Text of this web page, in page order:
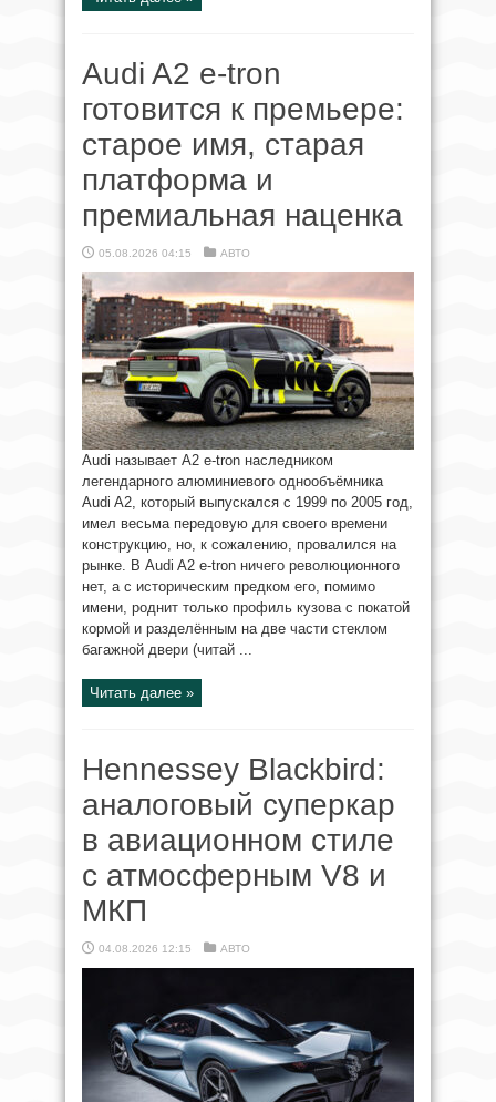
Audi A2 e-tron
готовится к премьере:
старое имя, старая
платформа и
премиальная наценка
05.08.2026 04:15 АВТО
Audi называет A2 e-tron наследником
легендарного алюминиевого однообъёмника
Audi A2, который выпускался с 1999 по 2005 год,
имел весьма передовую для своего времени
конструкцию, но, к сожалению, провалился на
рынке. В Audi A2 e-tron ничего революционного
нет, а с историческим предком его, помимо
имени, роднит только профиль кузова с покатой
кормой и разделённым на две части стеклом
багажной двери (читай ...
Читать далее »
Hennessey Blackbird:
аналоговый суперкар
в авиационном стиле
с атмосферным V8 и
МКП
04.08.2026 12:15 АВТО